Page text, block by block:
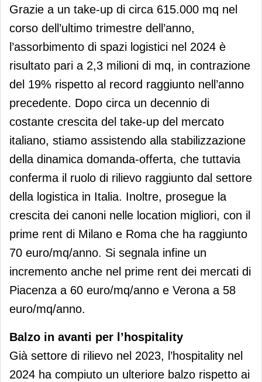
Grazie a un take-up di circa 615.000 mq nel
corso dell’ultimo trimestre dell’anno,
l’assorbimento di spazi logistici nel 2024 è
risultato pari a 2,3 milioni di mq, in contrazione
del 19% rispetto al record raggiunto nell’anno
precedente. Dopo circa un decennio di
costante crescita del take-up del mercato
italiano, stiamo assistendo alla stabilizzazione
della dinamica domanda-offerta, che tuttavia
conferma il ruolo di rilievo raggiunto dal settore
della logistica in Italia. Inoltre, prosegue la
crescita dei canoni nelle location migliori, con il
prime rent di Milano e Roma che ha raggiunto
70 euro/mq/anno. Si segnala infine un
incremento anche nel prime rent dei mercati di
Piacenza a 60 euro/mq/anno e Verona a 58
euro/mq/anno.
Balzo in avanti per l’hospitality
Già settore di rilievo nel 2023, l’hospitality nel
2024 ha compiuto un ulteriore balzo rispetto ai